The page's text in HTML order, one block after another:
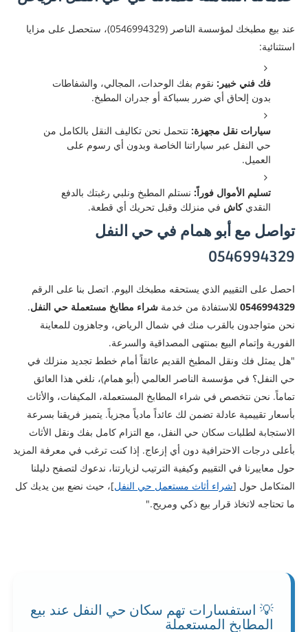
عند بيع مطبخك لمؤسسة الناصر (0546994329)، ستحصل على مزايا
استثنائية:
فك فني خبير:نقوم بفك الوحدات، المجالي، والشفاطات
بدون إلحاق أي ضرر بسباكة أو جدران المطبخ.
سيارات نقل مجهزة:نتحمل نحن تكاليف النقل بالكامل من
حي النفل عبر سياراتنا الخاصة وبدون أي رسوم على
العميل.
تسليم الأموال فوراً:نستلم المطبخ ونلبي رغبتك بالدفع
النقديكاش في منزلك وقبل تحريك أي قطعة.
تواصل مع أبو همام في حي النفل
0546994329
احصل على التقييم الذي يستحقه مطبخك اليوم. اتصل بنا على الرقم
0546994329للاستفادة من خدمة شراء مطابخ مستعملة حي النفل.
نحن متواجدون بالقرب منك في شمال الرياض، وجاهزون للمعاينة
الفورية وإتمام البيع بمنتهى المصداقية والسرعة.
​"هل يمثل فك ونقل المطبخ القديم عائقاً أمام خطط تجديد منزلك في
حي النفل؟ في مؤسسة الناصر العالمي (أبو همام)، نلغي هذا العائق
تماماً. نحن نتخصص في شراء المطابخ المستعملة، المكيفات، والأثاث
بأسعار تقييمية عادلة تضمن لك عائداً مادياً مجزياً. يتميز فريقنا بسرعة
الاستجابة لطلبات سكان حي النفل، مع التزام كامل بفك ونقل الأثاث
بأعلى درجات الاحترافية دون أي إزعاج. إذا كنت ترغب في معرفة المزيد
حول معاييرنا في التقييم وكيفية الترتيب لزيارتنا، ندعوك لتصفح دليلنا
المتكامل حول [شراء أثاث مستعمل حي النفل]، حيث نضع بين يديك كل
ما تحتاجه لاتخاذ قرار بيع ذكي ومريح."
💡 استفسارات تهم سكان حي النفل عند بيع
المطابخ المستعملة